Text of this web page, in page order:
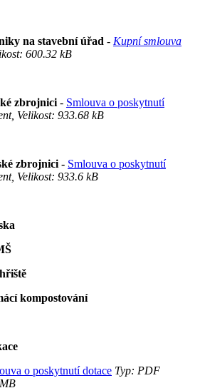
na stavební úřad - Kupní smlouva
600.32 kB
zbrojnici - Smlouva o poskytnutí
Velikost: 933.68 kB
zbrojnici - Smlouva o poskytnutí
Velikost: 933.6 kB
kompostování
o poskytnutí dotace Typ: PDF